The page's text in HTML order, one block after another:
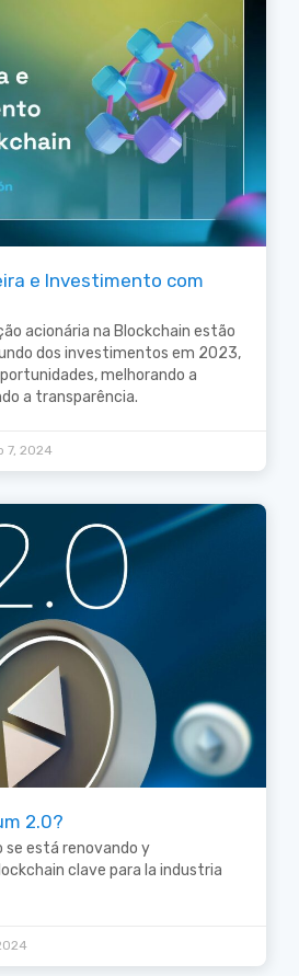
e Investimento com
acionária na Blockchain estão
dos investimentos em 2023,
melhorando a
a transparência.
7, 2024
2.0?
se está renovando y
clave para la industria